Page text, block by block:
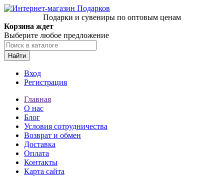
Подарки и сувениры по оптовым ценам
Корзина ждет
Выберите любое предложение
Найти
Вход
Регистрация
Главная
О нас
Блог
Условия сотрудничества
Возврат и обмен
Доставка
Оплата
Контакты
Карта сайта